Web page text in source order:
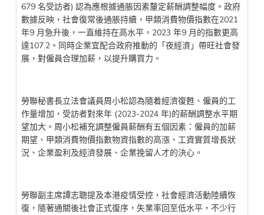
679 名受訪者) 認為應根據通脹因素釐定薪酬調整幅度。政府
數據反映，社會復常後通脹持續，甲類消費物價指數在2021
年9 月急升後，一直維持在高水平，2023 年9 月的指數更高
達107.2。同時企業宜配合政府推動的「夜經濟」帶旺社會發
展，對僱員合理加薪，以提升購買力。
勞聯秘書長立法會議員周小松認為隨着經濟復甦、僱員的工
作量增加，受訪者對來年 (2023-2024 年)的薪酬調整水平期
望加大。周小松補充調整僱員薪酬有五個因素：僱員的加薪
期望、甲類消費物價指數物資指數的高漲、工資實質增長狀
況、企業盈利及經濟發展、企業挽留人才的決心。
勞聯副主席譚志聰提及本港疫情受控，社會經濟活動陸續恢
復，隨著通關後社會正式復序，失業率回至低水平，不少行